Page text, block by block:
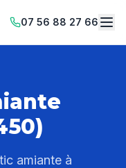
07 56 88 27 66
amiante à